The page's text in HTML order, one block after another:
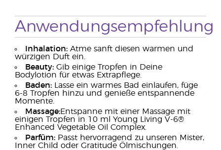
Anwendungsempfehlung
Inhalation: Atme sanft diesen warmen und
würzigen Duft ein.
Beauty: Gib einige Tropfen in Deine
Bodylotion für etwas Extrapflege.
Baden: Lasse ein warmes Bad einlaufen, füge
6-8 Tropfen hinzu und genieße entspannende
Momente.
Massage:Entspanne mit einer Massage mit
einigen Tropfen in 10 ml Young Living V-6®
Enhanced Vegetable Oil Complex.
Parfüm: Passt hervorragend zu unseren Mister,
Inner Child oder Gratitude Ölmischungen.